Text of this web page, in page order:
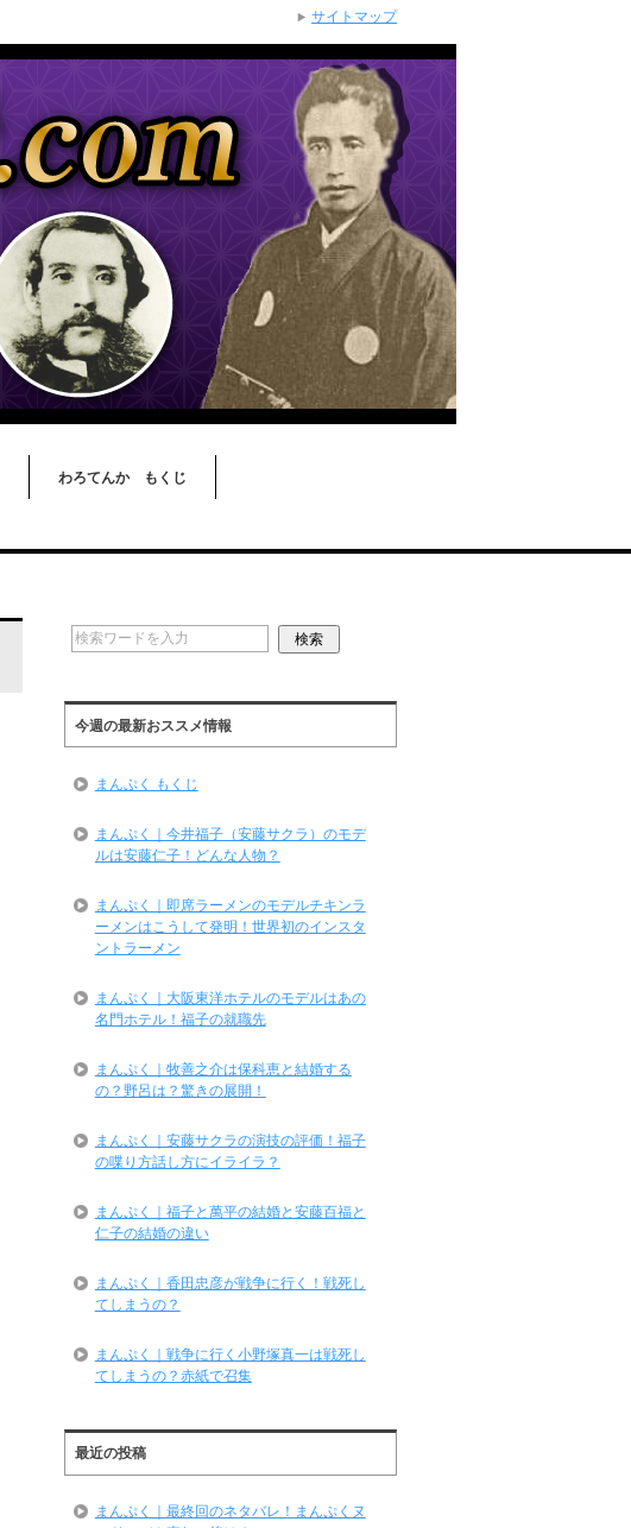
わろてんか もくじ
今週の最新おススメ情報
まんぷく もくじ
まんぷく｜今井福子（安藤サクラ）のモデ
ルは安藤仁子！どんな人物？
まんぷく｜即席ラーメンのモデルチキンラ
ーメンはこうして発明！世界初のインスタ
ントラーメン
まんぷく｜大阪東洋ホテルのモデルはあの
名門ホテル！福子の就職先
まんぷく｜牧善之介は保科恵と結婚する
の？野呂は？驚きの展開！
まんぷく｜安藤サクラの演技の評価！福子
の喋り方話し方にイライラ？
まんぷく｜福子と萬平の結婚と安藤百福と
仁子の結婚の違い
まんぷく｜香田忠彦が戦争に行く！戦死し
てしまうの？
まんぷく｜戦争に行く小野塚真一は戦死し
てしまうの？赤紙で召集
最近の投稿
まんぷく｜最終回のネタバレ！まんぷくヌ
サイトマップ